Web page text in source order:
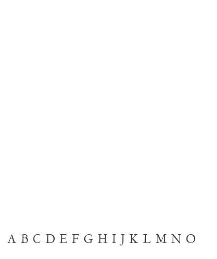
A B C D E F G H I J K L M N O